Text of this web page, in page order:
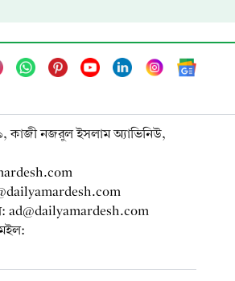
কাজী নজরুল ইসলাম অ্যাভিনিউ,
ad@dailyamardesh.com